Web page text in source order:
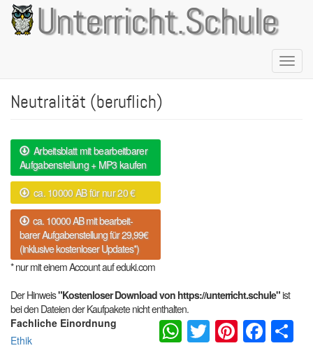
Direkt
zum
Inhalt
Unterricht.Schule
Neutralität (beruflich)
Arbeitsblatt mit bearbeitbarer
Aufgabenstellung + MP3 kaufen
ca. 10000 AB für nur 20 €
ca. 10000 AB mit bearbeit-
barer Aufgabenstellung für 29,99€
(inklusive kostenloser Updates*)
* nur mit einem Account auf eduki.com
Der Hinweis"Kostenloser Download von https://unterricht.schule"ist
bei den Dateien der Kaufpakete nicht enthalten.
Fachliche Einordnung
Ethik
WhatsApp
Twitter